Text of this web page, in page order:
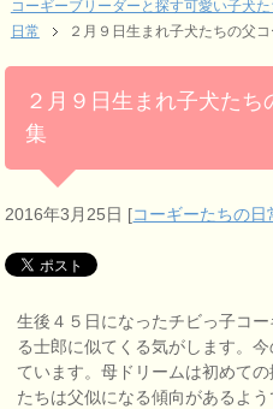
コーギーブリーダーと探す可愛い子犬
日常
２月９日生まれ子犬たちの父
２月９日生まれ子犬た
集
2016年3月25日 [コーギーたちの日
生後４５日になったチビっ子コ
る士郎に似てくる気がします。
ています。母ドリームは初めて
たちは父似になる傾向があるよ